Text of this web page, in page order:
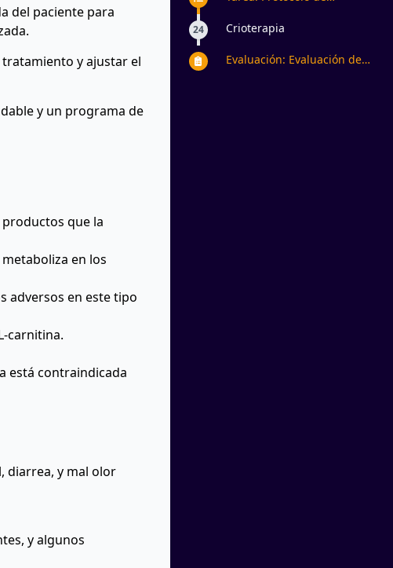
del paciente para
y ajustar el
y un programa de
que la
en los
adversos en este tipo
carnitina.
está contraindicada
diarrea, y mal olor
y algunos
24 Crioterapia
Evaluación: Evaluación de